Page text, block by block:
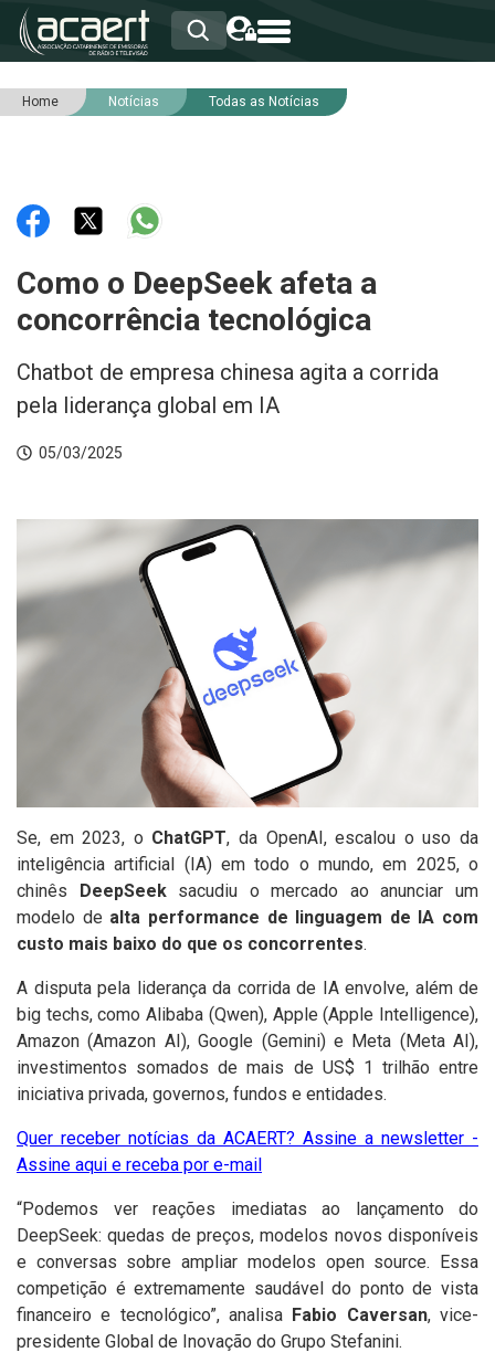
HOME
RNA
NOTÍCIAS
INTEGRIDADE
Home Notícias Todas as Notícias
Como o DeepSeek afeta a
concorrência tecnológica
Chatbot de empresa chinesa agita a corrida
pela liderança global em IA
05/03/2025
Se, em 2023, o ChatGPT, da OpenAI, escalou o uso da
inteligência artificial (IA) em todo o mundo, em 2025, o
chinês
DeepSeeksacudiu o mercado ao anunciar um
modelo de alta performance de linguagem de IA com
custo mais baixo do que os concorrentes.
A disputa pela liderança da corrida de IA envolve, além de
big techs, como Alibaba (Qwen), Apple (Apple Intelligence),
Amazon (Amazon AI), Google (Gemini) e Meta (Meta AI),
investimentos somados de mais de US$ 1 trilhão entre
iniciativa privada, governos, fundos e entidades.
Quer receber notícias da ACAERT? Assine a newsletter -
Assine aqui e receba por e-mail
“Podemos ver reações imediatas ao lançamento do
DeepSeek: quedas de preços, modelos novos disponíveis
e conversas sobre ampliar modelos open source. Essa
competição é extremamente saudável do ponto de vista
financeiro e tecnológico”, analisa Fabio Caversan, vice-
presidente Global de Inovação do Grupo Stefanini.